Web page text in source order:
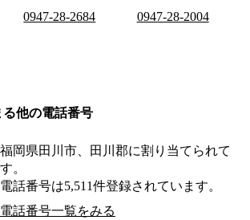
0947-28-2684
0947-28-2004
る他の電話番号
福岡県田川市、田川郡に割り当てられて
。
話番号は5,511件登録されています。
話番号一覧をみる